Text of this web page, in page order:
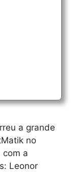
a grande
no
com a
Leonor